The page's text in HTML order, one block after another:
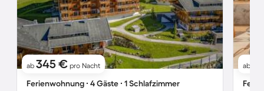
ab 345 € pro Nacht
Ferienwohnung ∙ 4 Gäste ∙ 1 Schlafzimmer
ab